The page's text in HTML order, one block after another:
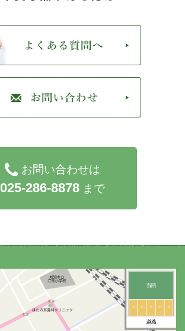
お問い合わせは
025-286-8878まで